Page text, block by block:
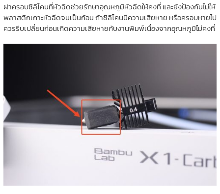
ฝาครอบซิลิโคนที่หัวฉีดช่วยรักษาอุณหภูมิหัวฉีดให้คงที่ และยังป้องกันไม่ให้
พลาสติกเกาะหัวฉีดจนเป็นก้อน ถ้าซิลิโคนมีความเสียหาย หรือครอบหายไป
ควรรีบเปลี่ยนก่อนเกิดความเสียหายกับงานพิมพ์เนื่องจากอุณหภูมิไม่คงที่